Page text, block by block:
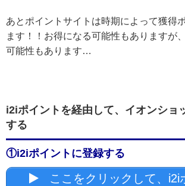
あとポイントサイトは時期によって獲得
ます！！お得になる可能性もありますが
可能性もあります…
i2iポイントを経由して、イオンショ
する
①i2iポイントに登録する
ここをクリックして、i2i